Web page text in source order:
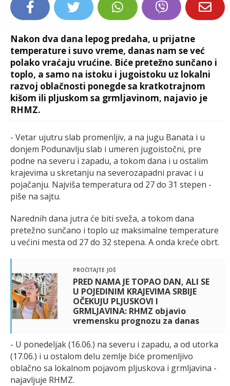
Nakon dva dana lepog predaha, u prijatne
temperature i suvo vreme, danas nam se već
polako vraćaju vrućine. Biće pretežno sunčano i
toplo, a samo na istoku i jugoistoku uz lokalni
razvoj oblačnosti ponegde sa kratkotrajnom
kišom ili pljuskom sa grmljavinom, najavio je
RHMZ.
- Vetar ujutru slab promenljiv, a na jugu Banata i u
donjem Podunavlju slab i umeren jugoistočni, pre
podne na severu i zapadu, a tokom dana i u ostalim
krajevima u skretanju na severozapadni pravac i u
pojačanju. Najviša temperatura od 27 do 31 stepen -
piše na sajtu.
Narednih dana jutra će biti sveža, a tokom dana
pretežno sunčano i toplo uz maksimalne temperature
u većini mesta od 27 do 32 stepena. A onda kreće obrt.
pročitajte još
PRED NAMA JE TOPAO DAN, ALI SE
U POJEDINIM KRAJEVIMA SRBIJE
OČEKUJU PLJUSKOVI I
GRMLJAVINA: RHMZ objavio
vremensku prognozu za danas
- U ponedeljak (16.06.) na severu i zapadu, a od utorka
(17.06.) i u ostalom delu zemlje biće promenljivo
oblačno sa lokalnom pojavom pljuskova i grmljavina -
najavljuje RHMZ.